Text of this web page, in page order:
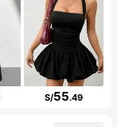
S/55.49